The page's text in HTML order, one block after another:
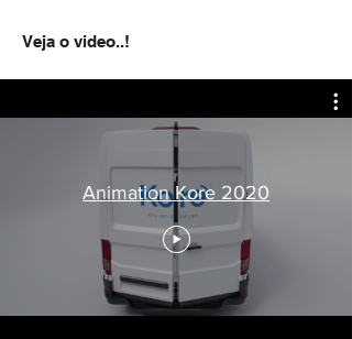
Veja o video..!
Animation Kore 2020